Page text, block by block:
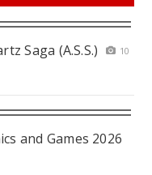
Saga (A.S.S.)
10
and Games 2026